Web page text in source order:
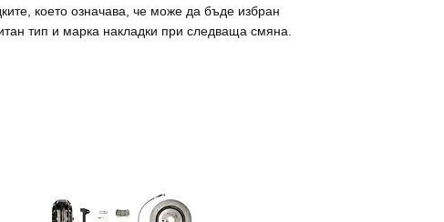
което означава, че може да бъде избран
тип и марка накладки при следваща смяна.